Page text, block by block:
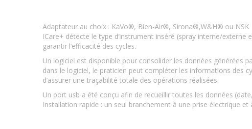
Adaptateur au choix : KaVo®, Bien-Air®, Sirona®,W&H® ou NSK
ICare+ détecte le type d’instrument inséré (spray interne/
garantir l’efficacité des cycles.
Un logiciel est disponible pour consolider les données générées
dans le logiciel, le praticien peut compléter les informations des
d’assurer une traçabilité totale des opérations réalisées.
Un port usb a été conçu afin de recueillir toutes les données
Installation rapide : un seul branchement à une prise électrique et